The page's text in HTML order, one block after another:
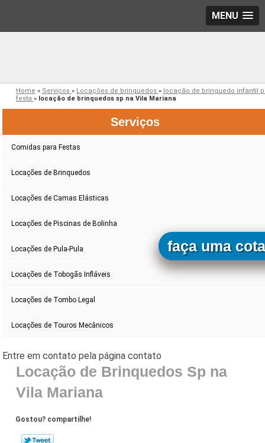
MENU
Home » Serviços » Locações de brinquedos » locação de brinquedo infantil
festa » locação de brinquedos sp na Vila Mariana
Serviços
Comidas para Festas
Locações de Brinquedos
Locações de Camas Elásticas
Locações de Piscinas de Bolinha
Locações de Pula-Pula
Locações de Tobogãs Infláveis
Locações de Tombo Legal
Locações de Touros Mecânicos
Locação de Brinquedos Sp na
Vila Mariana
Gostou? compartilhe!
faça uma